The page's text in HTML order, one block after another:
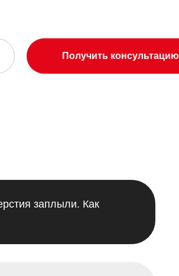
Получить консультацию
заплыли. Как